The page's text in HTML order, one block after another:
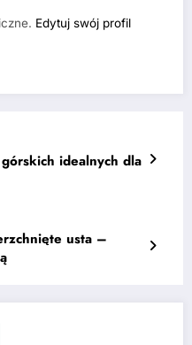
Edytuj swój profil
idealnych dla
usta –